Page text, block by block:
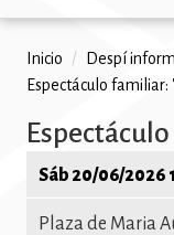
Ruta
de
navegación
Inicio / Despí
Espectáculo familiar:
Sáb 20/06/2026
Plaza de Maria